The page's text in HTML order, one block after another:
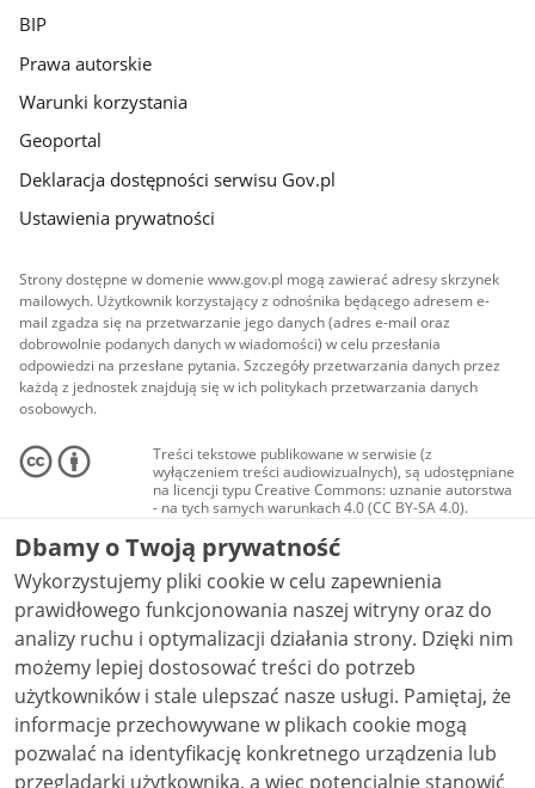
BIP
Prawa autorskie
Warunki korzystania
Geoportal
Deklaracja dostępności serwisu Gov.pl
Ustawienia prywatności
Strony dostępne w domenie www.gov.pl mogą zawierać adresy skrzynek
mailowych. Użytkownik korzystający z odnośnika będącego adresem e-
mail zgadza się na przetwarzanie jego danych (adres e-mail oraz
dobrowolnie podanych danych w wiadomości) w celu przesłania
odpowiedzi na przesłane pytania. Szczegóły przetwarzania danych przez
każdą z jednostek znajdują się w ich politykach przetwarzania danych
osobowych.
Treści tekstowe publikowane w serwisie (z
wyłączeniem treści audiowizualnych), są udostępniane
na licencji typu Creative Commons: uznanie autorstwa
- na tych samych warunkach 4.0 (CC BY-SA 4.0).
Materiały audiowizualne, w tym zdjęcia, materiały
audio i wideo, są udostępniane na licencji typu
Creative Commons: uznanie autorstwa użycie
niekomercyjne - bez utworów zależnych 4.0 (CC BY-
NC-ND 4.0), o ile nie jest to stwierdzone inaczej.
Dbamy o Twoją prywatność
Wykorzystujemy pliki cookie w celu zapewnienia
prawidłowego funkcjonowania naszej witryny oraz do
analizy ruchu i optymalizacji działania strony. Dzięki nim
możemy lepiej dostosować treści do potrzeb
użytkowników i stale ulepszać nasze usługi. Pamiętaj, że
informacje przechowywane w plikach cookie mogą
pozwalać na identyfikację konkretnego urządzenia lub
przeglądarki użytkownika, a więc potencjalnie stanowić